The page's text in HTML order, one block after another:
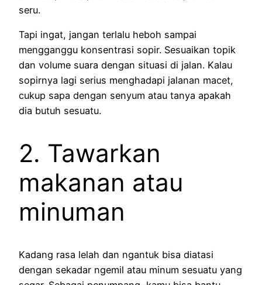
seru.
Tapi ingat, jangan terlalu heboh sampai
mengganggu konsentrasi sopir. Sesuaikan topik
dan volume suara dengan situasi di jalan. Kalau
sopirnya lagi serius menghadapi jalanan macet,
cukup sapa dengan senyum atau tanya apakah
dia butuh sesuatu.
2. Tawarkan
makanan atau
minuman
Kadang rasa lelah dan ngantuk bisa diatasi
dengan sekadar ngemil atau minum sesuatu yang